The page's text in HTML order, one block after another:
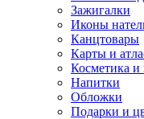
Зажигалки
Иконы
Канцтовары
Карты и
Косметика
Напитки
Обложки
Подарки и